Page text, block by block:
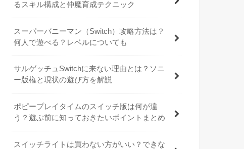
るスキル構成と仲魔育成テクニック
スーパーバニーマン（Switch）攻略方法は？
何人で遊べる？レベルについても
サルゲッチュSwitchに来ない理由とは？ソニ
ー版権と現状の遊び方を解説
ポピープレイタイムのスイッチ版は何が違
う？遊ぶ前に知っておきたいポイントまとめ
スイッチライトは買わない方がいい？できな